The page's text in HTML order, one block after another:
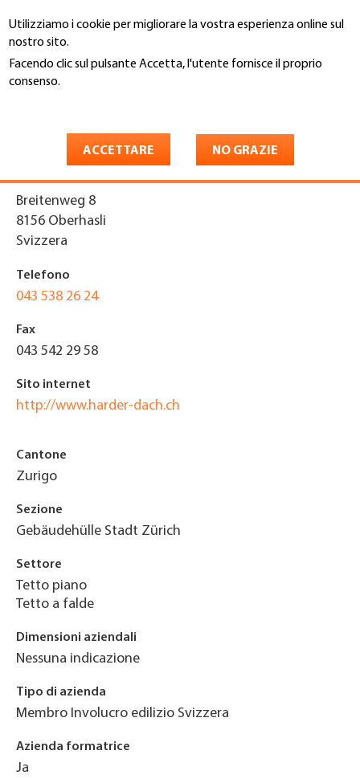
Utilizziamo i cookie per migliorare la vostra esperienza online sul
nostro sito.
Facendo clic sul pulsante Accetta, l'utente fornisce il proprio
consenso.
ACCETTARE NO GRAZIE
al
contenuto
principale
You
Indirizzo
Breitenweg 8
8156 Oberhasli
Svizzera
Telefono
043 538 26 24
Fax
043 542 29 58
Sito internet
http://www.harder-dach.ch
Cantone
Zurigo
Sezione
Gebäudehülle Stadt Zürich
Settore
Tetto piano
Tetto a falde
Dimensioni aziendali
Nessuna indicazione
Tipo di azienda
Membro Involucro edilizio Svizzera
Azienda formatrice
Ja